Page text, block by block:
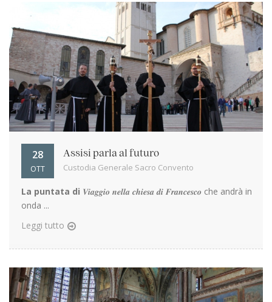
28
OTT
Assisi parla al futuro
Custodia Generale Sacro Convento
La puntata di 𝑽𝒊𝒂𝒈𝒈𝒊𝒐 𝒏𝒆𝒍𝒍𝒂 𝒄𝒉𝒊𝒆𝒔𝒂 𝒅𝒊 𝑭𝒓𝒂𝒏𝒄𝒆𝒔𝒄𝒐 che andrà in
onda ...
Leggi tutto